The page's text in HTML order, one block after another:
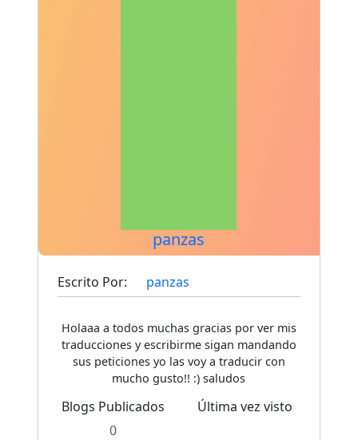
panzas
Escrito Por: panzas
Holaaa a todos muchas gracias por ver mis
traducciones y escribirme sigan mandando
sus peticiones yo las voy a traducir con
mucho gusto!! :) saludos
Blogs Publicados
0
Última vez visto